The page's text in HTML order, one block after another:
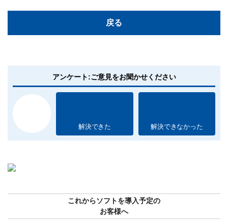
戻る
アンケート:ご意見をお聞かせください
解決できた 解決できなかった
これからソフトを導入予定の
お客様へ